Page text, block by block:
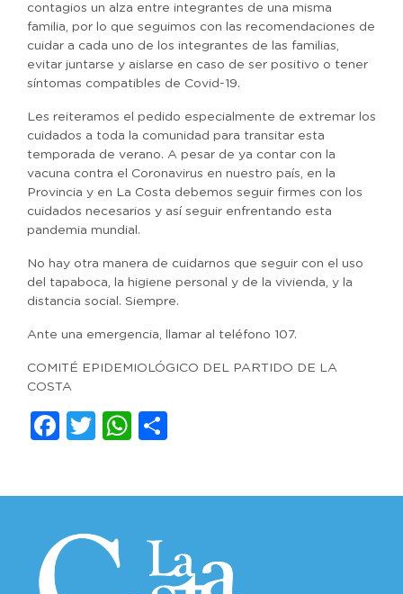
contagios un alza entre integrantes de una misma
familia, por lo que seguimos con las recomendaciones de
cuidar a cada uno de los integrantes de las familias,
evitar juntarse y aislarse en caso de ser positivo o tener
síntomas compatibles de Covid-19.
Les reiteramos el pedido especialmente de extremar los
cuidados a toda la comunidad para transitar esta
temporada de verano. A pesar de ya contar con la
vacuna contra el Coronavirus en nuestro país, en la
Provincia y en La Costa debemos seguir firmes con los
cuidados necesarios y así seguir enfrentando esta
pandemia mundial.
No hay otra manera de cuidarnos que seguir con el uso
del tapaboca, la higiene personal y de la vivienda, y la
distancia social. Siempre.
Ante una emergencia, llamar al teléfono 107.
COMITÉ EPIDEMIOLÓGICO DEL PARTIDO DE LA
COSTA
Facebook
TwitterWhatsApp